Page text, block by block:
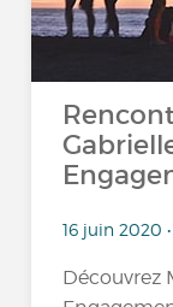
16 juin 2020
Découvrez